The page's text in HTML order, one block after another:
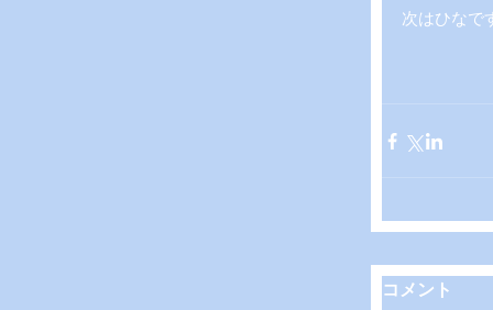
次はひなで
コメント